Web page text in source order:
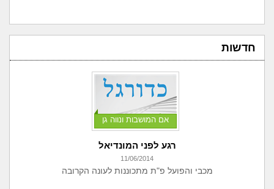
חדשות
אם המושבות ונווה גן
רגע לפני המונדיאל
11/06/2014
מכבי והפועל פ"ת מתכוננות לעונה הקרובה